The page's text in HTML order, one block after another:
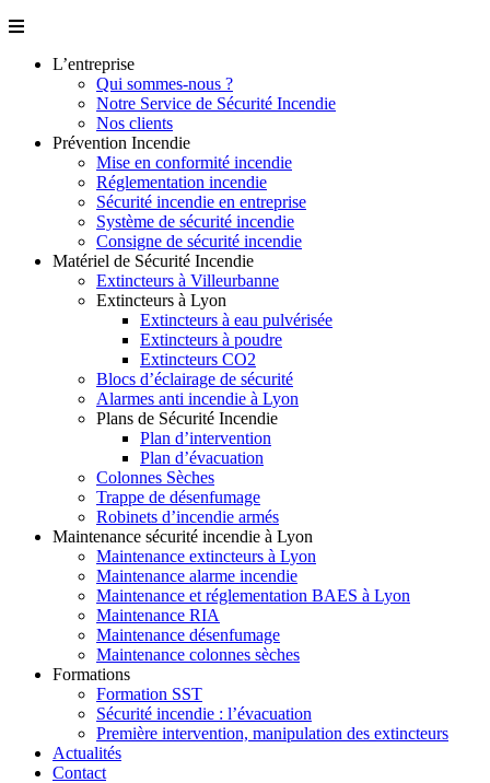
L’entreprise
Qui sommes-nous ?
Notre Service de Sécurité Incendie
Nos clients
Prévention Incendie
Mise en conformité incendie
Réglementation incendie
Sécurité incendie en entreprise
Système de sécurité incendie
Consigne de sécurité incendie
Matériel de Sécurité Incendie
Extincteurs à Villeurbanne
Extincteurs à Lyon
Extincteurs à eau pulvérisée
Extincteurs à poudre
Extincteurs CO2
Blocs d’éclairage de sécurité
Alarmes anti incendie à Lyon
Plans de Sécurité Incendie
Plan d’intervention
Plan d’évacuation
Colonnes Sèches
Trappe de désenfumage
Robinets d’incendie armés
Maintenance sécurité incendie à Lyon
Maintenance extincteurs à Lyon
Maintenance alarme incendie
Maintenance et réglementation BAES à Lyon
Maintenance RIA
Maintenance désenfumage
Maintenance colonnes sèches
Formations
Formation SST
Sécurité incendie : l’évacuation
Première intervention, manipulation des extincteurs
Actualités
Contact